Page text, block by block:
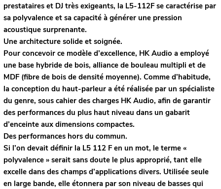
prestataires et DJ très exigeants, la L5-112F se caractérise par
sa polyvalence et sa capacité à générer une pression
acoustique surprenante.
Une architecture solide et soignée.
Pour concevoir ce modèle d’excellence, HK Audio a employé
une base hybride de bois, alliance de bouleau multipli et de
MDF (fibre de bois de densité moyenne). Comme d’habitude,
la conception du haut-parleur a été réalisée par un spécialiste
du genre, sous cahier des charges HK Audio, afin de garantir
des performances du plus haut niveau dans un gabarit
d’enceinte aux dimensions compactes.
Des performances hors du commun.
Si l’on devait définir la L5 112 F en un mot, le terme «
polyvalence » serait sans doute le plus approprié, tant elle
excelle dans des champs d’applications divers. Utilisée seule
en large bande, elle étonnera par son niveau de basses qui